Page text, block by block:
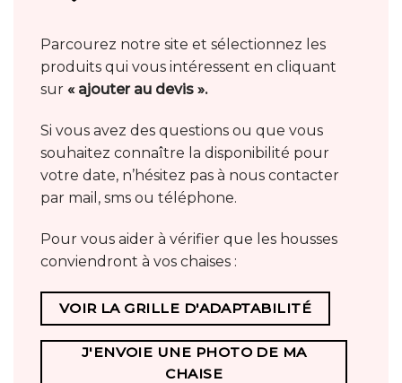
Parcourez notre site et sélectionnez les
produits qui vous intéressent en cliquant
sur « ajouter au devis ».
Si vous avez des questions ou que vous
souhaitez connaître la disponibilité pour
votre date, n’hésitez pas à nous contacter
par mail, sms ou téléphone.
Pour vous aider à vérifier que les housses
conviendront à vos chaises :
VOIR LA GRILLE D'ADAPTABILITÉ
J'ENVOIE UNE PHOTO DE MA
CHAISE